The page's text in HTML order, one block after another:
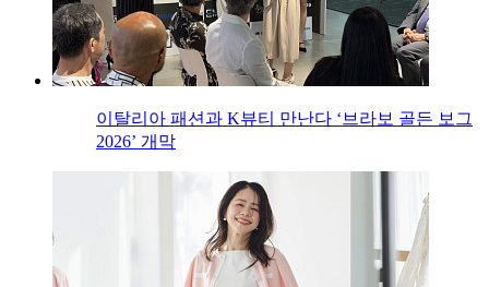
이탈리아 패션과 K뷰티 만난다 ‘브라보 골든 보그
2026’ 개막